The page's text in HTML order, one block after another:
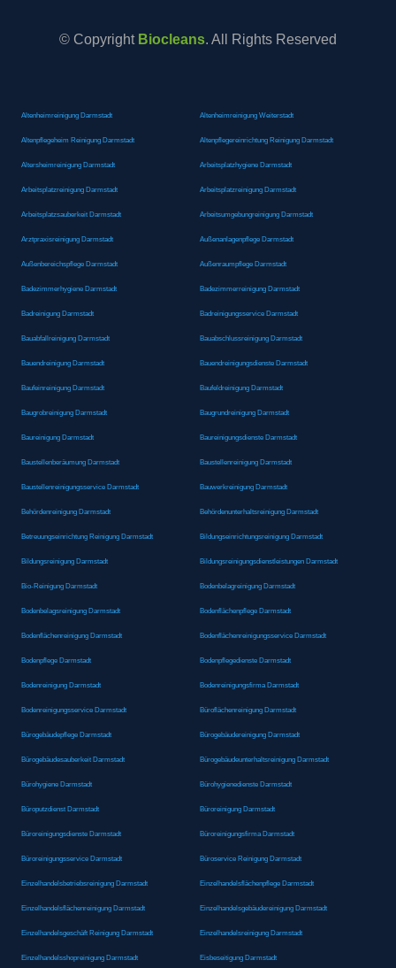
© Copyright Biocleans. All Rights Reserved
Altenheimreinigung Darmstadt Altenheimreinigung Weiterstadt
Altenpflegeheim Reinigung Darmstadt Altenpflegereinrichtung Reinigung Darmstadt
Altersheimreinigung Darmstadt Arbeitsplatzhygiene Darmstadt
Arbeitsplatzreinigung Darmstadt Arbeitsplatzreinigung Darmstadt
Arbeitsplatzsauberkeit Darmstadt Arbeitsumgebungreinigung Darmstadt
Arztpraxisreinigung Darmstadt Außenanlagenpflege Darmstadt
Außenbereichspflege Darmstadt Außenraumpflege Darmstadt
Badezimmerhygiene Darmstadt Badezimmerreinigung Darmstadt
Badreinigung Darmstadt Badreinigungsservice Darmstadt
Bauabfallreinigung Darmstadt Bauabschlussreinigung Darmstadt
Bauendreinigung Darmstadt Bauendreinigungsdienste Darmstadt
Baufeinreinigung Darmstadt Baufeldreinigung Darmstadt
Baugrobreinigung Darmstadt Baugrundreinigung Darmstadt
Baureinigung Darmstadt Baureinigungsdienste Darmstadt
Baustellenberäumung Darmstadt Baustellenreinigung Darmstadt
Baustellenreinigungsservice Darmstadt Bauwerkreinigung Darmstadt
Behördenreinigung Darmstadt Behördenunterhaltsreinigung Darmstadt
Betreuungseinrichtung Reinigung Darmstadt Bildungseinrichtungsreinigung Darmstadt
Bildungsreinigung Darmstadt Bildungsreinigungsdienstleistungen Darmstadt
Bio-Reinigung Darmstadt Bodenbelagreinigung Darmstadt
Bodenbelagsreinigung Darmstadt Bodenflächenpflege Darmstadt
Bodenflächenreinigung Darmstadt Bodenflächenreinigungsservice Darmstadt
Bodenpflege Darmstadt Bodenpflegedienste Darmstadt
Bodenreinigung Darmstadt Bodenreinigungsfirma Darmstadt
Bodenreinigungsservice Darmstadt Büroflächenreinigung Darmstadt
Bürogebäudepflege Darmstadt Bürogebäudereinigung Darmstadt
Bürogebäudesauberkeit Darmstadt Bürogebäudeunterhaltsreinigung Darmstadt
Bürohygiene Darmstadt Bürohygienedienste Darmstadt
Büroputzdienst Darmstadt Büroreinigung Darmstadt
Büroreinigungsdienste Darmstadt Büroreinigungsfirma Darmstadt
Büroreinigungsservice Darmstadt Büroservice Reinigung Darmstadt
Einzelhandelsbetriebsreinigung Darmstadt Einzelhandelsflächenpflege Darmstadt
Einzelhandelsflächenreinigung Darmstadt Einzelhandelsgebäudereinigung Darmstadt
Einzelhandelsgeschäft Reinigung Darmstadt Einzelhandelsreinigung Darmstadt
Einzelhandelsshopreinigung Darmstadt Eisbeseitigung Darmstadt